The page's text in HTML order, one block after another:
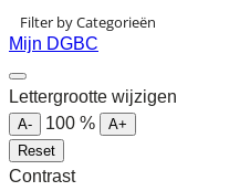
Filter by Categorieën
Mijn DGBC
Lettergrootte wijzigen
A- 100 %
A+
Reset
Contrast